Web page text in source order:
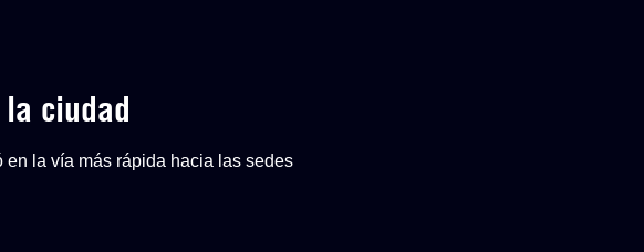
ciudad
la vía más rápida hacia las sedes